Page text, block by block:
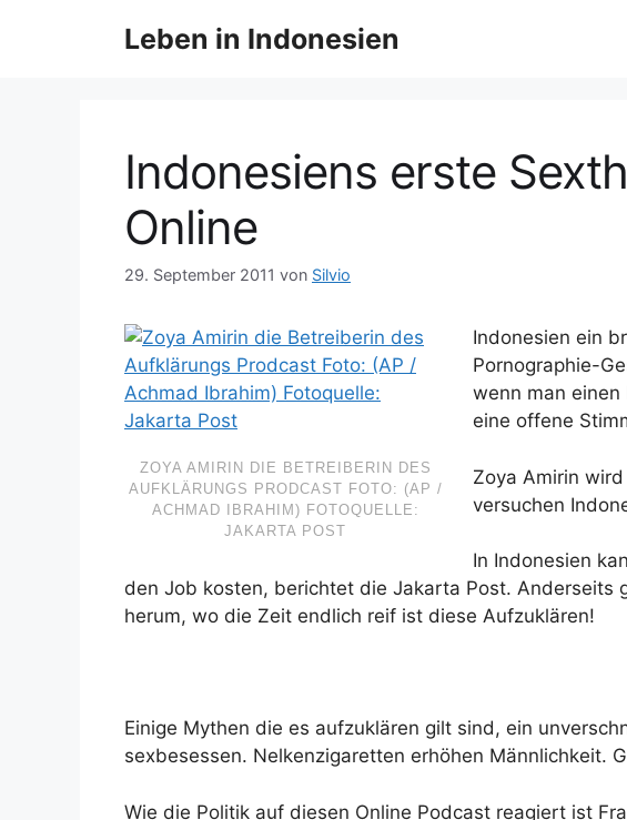
Leben in Indonesien
Indonesiens erste
Online
29. September 2011 von Silvio
ZOYA AMIRIN DIE BETREIBERIN DES
AUFKLÄRUNGS PRODCAST FOTO: (AP /
ACHMAD IBRAHIM) FOTOQUELLE:
JAKARTA POST
Indonesien ein
Pornographie-
wenn man
eine offene
Zoya Amirin
versuchen
In Indonesien
den Job kosten, berichtet die Jakarta Post. Anderseits
herum, wo die Zeit endlich reif ist diese Aufzuklären!
Einige Mythen die es aufzuklären gilt sind, ein
sexbesessen. Nelkenzigaretten erhöhen Männlichkeit.
Wie die Politik auf diesen Online Podcast reagiert ist